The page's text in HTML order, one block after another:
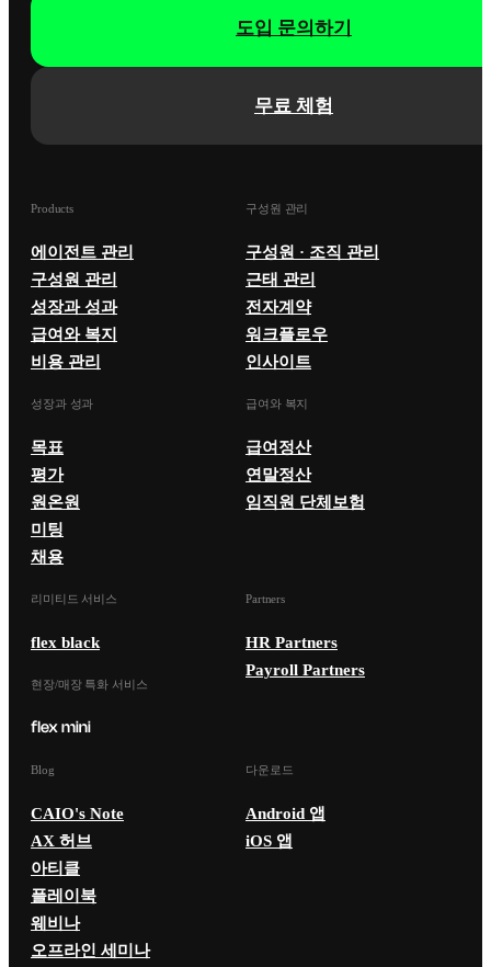
무료 체험
도입 문의하기
Products
에이전트 관리
구성원 관리
성장과 성과
급여와 복지
비용 관리
구성원 관리
구성원 · 조직 관리
근태 관리
전자계약
워크플로우
인사이트
성장과 성과
목표
평가
원온원
미팅
채용
급여와 복지
급여정산
연말정산
임직원 단체보험
리미티드 서비스
flex black
현장/매장 특화 서비스
Partners
HR Partners
Payroll Partners
Blog
CAIO's Note
AX 허브
아티클
플레이북
웨비나
오프라인 세미나
다운로드
Android 앱
iOS 앱